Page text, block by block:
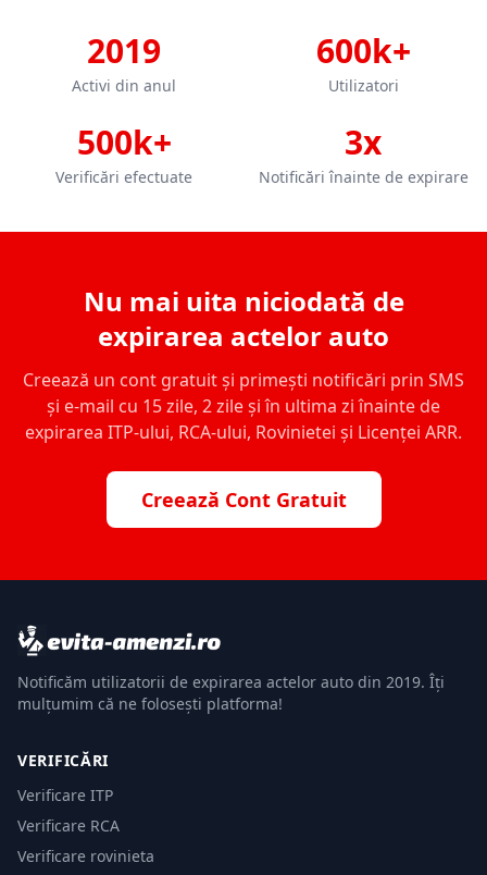
2019
Activi din anul
600k+
Utilizatori
500k+
Verificări efectuate
3x
Notificări înainte de expirare
Nu mai uita niciodată de
expirarea actelor auto
Creează un cont gratuit și primești notificări prin SMS
și e-mail cu 15 zile, 2 zile și în ultima zi înainte de
expirarea ITP-ului, RCA-ului, Rovinietei și Licenței ARR.
Creează Cont Gratuit
Notificăm utilizatorii de expirarea actelor auto din 2019. Îți
mulțumim că ne folosești platforma!
VERIFICĂRI
Verificare ITP
Verificare RCA
Verificare rovinieta